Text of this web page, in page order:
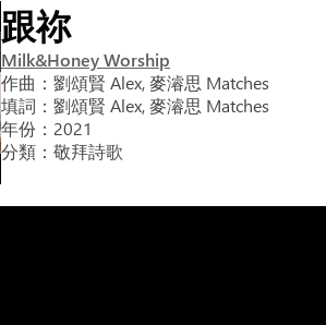
跟祢
Milk&Honey Worship
作曲： 劉頌賢 Alex, 麥濬思 Matches
填詞： 劉頌賢 Alex, 麥濬思 Matches
年份： 2021
分類： 敬拜詩歌